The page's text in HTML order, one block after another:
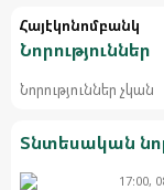
Հայէկոնոմբանկ
Նորություններ
Նորություններ չկան
Տնտեսական
17:00,